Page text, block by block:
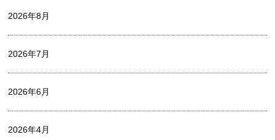
お家づくりレポート
中村 麻衣
出口 詩麻
家づくり
2026年8月
2026年7月
2026年6月
2026年4月